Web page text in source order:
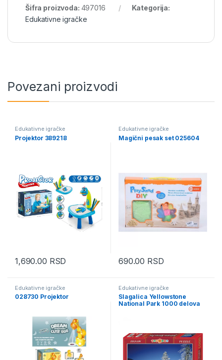
Šifra proizvoda: 497016
Kategorija:
Edukativne igračke
Povezani proizvodi
Edukativne igračke
Projektor 389218
1,690.00 RSD
Edukativne igračke
Magični pesak set 025604
690.00 RSD
Edukativne igračke
028730 Projektor
Edukativne igračke
Slagalica Yellowstone
National Park 1000 delova